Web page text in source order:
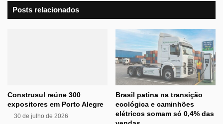
Posts relacionados
Construsul reúne 300
expositores em Porto Alegre
30 de julho de 2026
Brasil patina na transição
ecológica e caminhões
elétricos somam só 0,4% das